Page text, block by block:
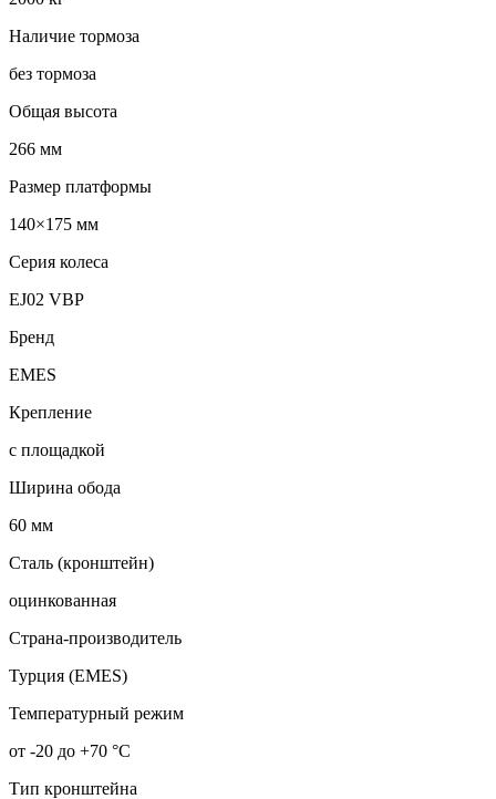
Наличие тормоза
без тормоза
Общая высота
266 мм
Размер платформы
140×175 мм
Серия колеса
EJ02 VBP
Бренд
EMES
Крепление
с площадкой
Ширина обода
60 мм
Сталь (кронштейн)
оцинкованная
Страна-производитель
Турция (EMES)
Температурный режим
от -20 до +70 °С
Тип кронштейна